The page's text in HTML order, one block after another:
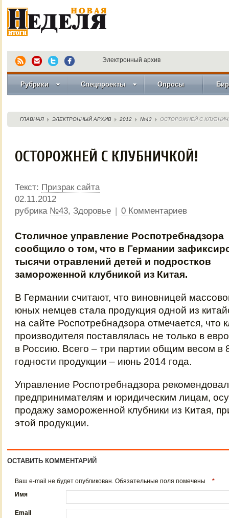
Электронный архив
Рубрики Спецпроекты Опросы
ГЛАВНАЯ ЭЛЕКТРОННЫЙ АРХИВ 2012 №43 ОСТОРОЖНЕЙ С
ОСТОРОЖНЕЙ С КЛУБНИЧКОЙ!
Текст: Призрак сайта
02.11.2012
рубрика №43, Здоровье | 0 Комментариев
Столичное управление Роспотребнадзора
сообщило о том, что в Германии
тысячи отравлений детей и подростков
замороженной клубникой из Китая.
В Германии считают, что виновницей
юных немцев стала продукция одной из
на сайте Роспотребнадзора отмечается, что
производителя поставлялась не только в
в Россию. Всего – три партии общим весом в
годности продукции – июнь 2014 года.
Управление Роспотребнадзора
предпринимателям и юридическим лицам,
продажу замороженной клубники из Китая,
этой продукции.
ОСТАВИТЬ КОММЕНТАРИЙ
Ваш e-mail не будет опубликован. Обязательные поля помечены
*
Имя
Email